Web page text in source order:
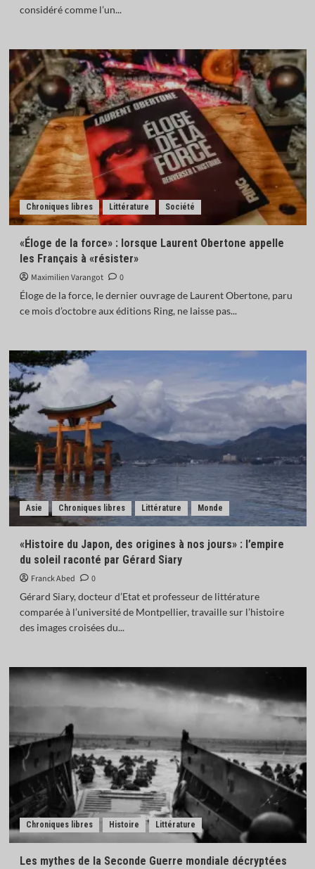
considéré comme l’un...
Chroniques libres Littérature Société
«Éloge de la force» : lorsque Laurent Obertone appelle
les Français à «résister»
Maximilien Varangot
0
Éloge de la force, le dernier ouvrage de Laurent Obertone, paru
ce mois d’octobre aux éditions Ring, ne laisse pas...
Asie Chroniques libres Littérature Monde
«Histoire du Japon, des origines à nos jours» : l’empire
du soleil raconté par Gérard Siary
Franck Abed
0
Gérard Siary, docteur d’Etat et professeur de littérature
comparée à l’université de Montpellier, travaille sur l’histoire
des images croisées du...
Chroniques libres Histoire Littérature
Les mythes de la Seconde Guerre mondiale décryptées